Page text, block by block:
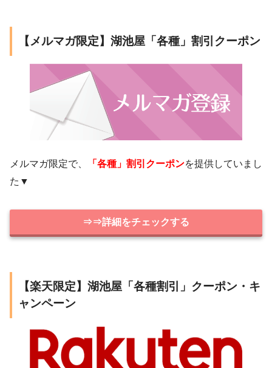
【メルマガ限定】湖池屋「各種」割引クーポン
メルマガ限定で、 「各種」割引クーポンを提供していまし
た▼
⇒⇒詳細をチェックする
【楽天限定】湖池屋「各種割引」クーポン・キ
ャンペーン